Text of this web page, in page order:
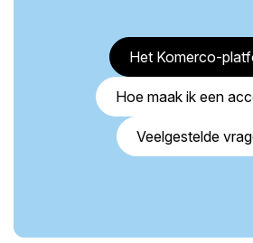
Het Komerco-
Hoe maak ik een
Veelgestelde